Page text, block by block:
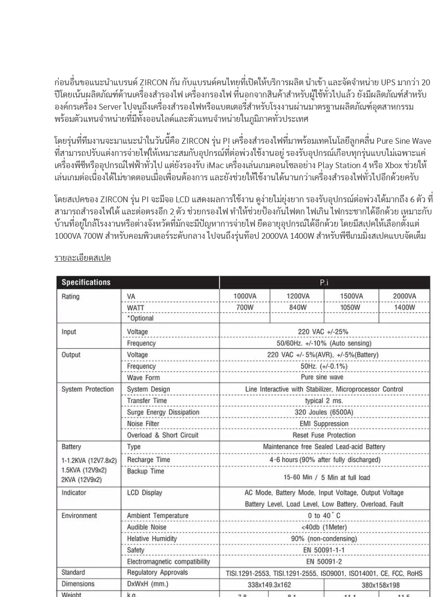
ก่อนอื่นขอแนะนำแบรนด์ ZIRCON กัน กับแบรนด์คนไทยที่เปิดให้บริการผลิต นำเข้า และจัดจำหน่าย UPS มากว่า 20
ปีโดยเน้นผลิตภัณฑ์ด้านเครื่องสำรองไฟ เครื่องกรองไฟ ที่นอกจากสินค้าสำหรับผู้ใช้ทั่วไปแล้ว ยังมีผลิตภัณฑ์สำหรับ
องค์กรเครื่อง Server ไปจนถึงเครื่องสำรองไฟหรือแบตเตอรี่สำหรับโรงงานผ่านมาตรฐานผลิตภัณฑ์อุตสาหกรรม
พร้อมตัวแทนจำหน่ายที่มีทั้งออนไลด์และตัวแทนจำหน่ายในภูมิภาคทั่วประเทศ
โดยรุ่นที่ทีมงานจะมาแนะนำในวันนี้คือ ZIRCON รุ่น PI เครื่องสำรองไฟที่มาพร้อมเทคโนโลยีลูกคลื่น Pure Sine Wave
ที่สามารถปรับแต่งการจ่ายไฟให้เหมาะสมกับอุปกรณ์ที่ต่อพ่วงใช้งานอยู่ รองรับอุปกรณ์เกือบทุกรุ่นแบบไม่เฉพาะแค่
เครื่องพีซีหรืออุปกรณ์ไฟฟ้าทั่วไป แต่ยังรองรับ iMac เครื่องเล่นเกมคอนโซลอย่าง Play Station 4 หรือ Xbox ช่วยให้
เล่นเกมต่อเนื่องได้ไม่ขาดตอนเมื่อเพื่อนต้องการ และยังช่วยให้ใช้งานได้นานกว่าเครื่องสำรองไฟทั่วไปอีกด้วยครับ
โดยสเปคของ ZIRCON รุ่น PI จะมีจอ LCD แสดงผลการใช้งาน ดูง่ายไม่ยุ่งยาก รองรับอุปกรณ์ต่อพ่วงได้มากถึง 6 ตัว ที่
สามารถสำรองไฟได้ และต่อตรงอีก 2 ตัว ช่วยกรองไฟ ทำให้ช่วยป้องกันไฟตก ไฟเกิน ไฟกระชากได้อีกด้วย เหมาะกับ
บ้านที่อยู่ใกล้โรงงานหรือต่างจังหวัดที่มักจะมีปัญหาการจ่ายไฟ ยืดอายุอุปกรณ์ได้อีกด้วย โดยมีสเปคให้เลือกตั้งแต่
1000VA 700W สําหรับคอมพิวเตอร์ระดับกลาง ไปจนถึงรุ่นท๊อป 2000VA 1400W สําหรับพีซีเกมมิ่งสเปคแบบจัดเต็ม
รายละเอียดสเปค